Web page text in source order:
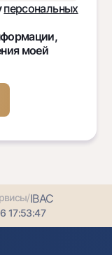
персональных
моей
/IBAC
17:53:47